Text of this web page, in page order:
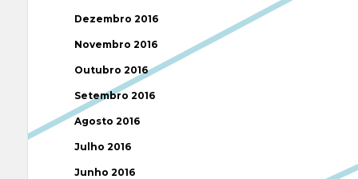
Dezembro 2016
Novembro 2016
Outubro 2016
Setembro 2016
Agosto 2016
Julho 2016
Junho 2016